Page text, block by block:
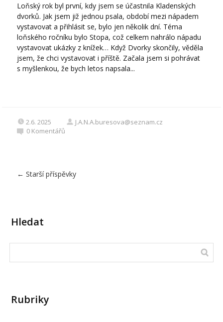
Loňský rok byl první, kdy jsem se účastnila Kladenských
dvorků. Jak jsem již jednou psala, období mezi nápadem
vystavovat a přihlásit se, bylo jen několik dní. Téma
loňského ročníku bylo Stopa, což celkem nahrálo nápadu
vystavovat ukázky z knížek… Když Dvorky skončily, věděla
jsem, že chci vystavovat i příště. Začala jsem si pohrávat
s myšlenkou, že bych letos napsala...
2.6. 2025
J.A.N.A.buresova@seznam.cz
0 Komentářů
← Starší příspěvky
Hledat
Rubriky